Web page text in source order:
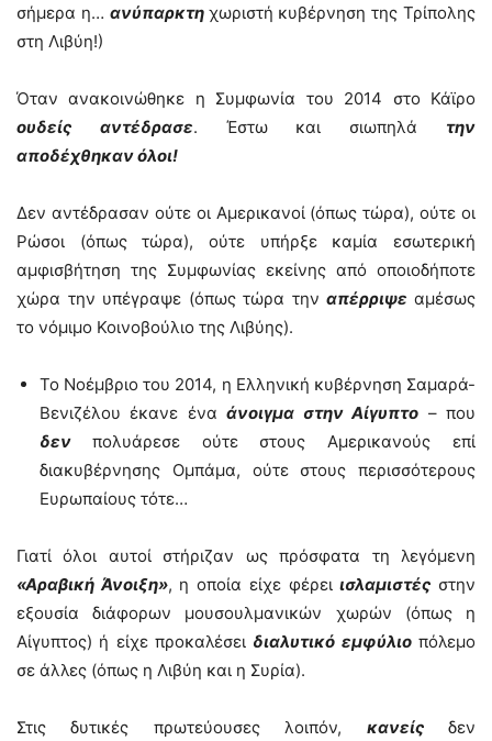
σήμερα η… ανύπαρκτη χωριστή κυβέρνηση της Τρίπολης
στη Λιβύη!)
Όταν ανακοινώθηκε η Συμφωνία του 2014 στο Κάϊρο
ουδείς αντέδρασε. Έστω και σιωπηλά την
αποδέχθηκαν όλοι!
Δεν αντέδρασαν ούτε οι Αμερικανοί (όπως τώρα), ούτε οι
Ρώσοι (όπως τώρα), ούτε υπήρξε καμία εσωτερική
αμφισβήτηση της Συμφωνίας εκείνης από οποιοδήποτε
χώρα την υπέγραψε (όπως τώρα τηναπέρριψεαμέσως
το νόμιμο Κοινοβούλιο της Λιβύης).
Το Νοέμβριο του 2014, η Ελληνική κυβέρνηση Σαμαρά-
Βενιζέλου έκανε έναάνοιγμα στην Αίγυπτο – που
δεν πολυάρεσε ούτε στους Αμερικανούς επί
διακυβέρνησης Ομπάμα, ούτε στους περισσότερους
Ευρωπαίους τότε…
Γιατί όλοι αυτοί στήριζαν ως πρόσφατα τη λεγόμενη
«Αραβική Άνοιξη», η οποία είχε φέρειισλαμιστές στην
εξουσία διάφορων μουσουλμανικών χωρών (όπως η
Αίγυπτος) ή είχε προκαλέσει διαλυτικό εμφύλιοπόλεμο
σε άλλες (όπως η Λιβύη και η Συρία).
Στις δυτικές πρωτεύουσες λοιπόν, κανείςδεν